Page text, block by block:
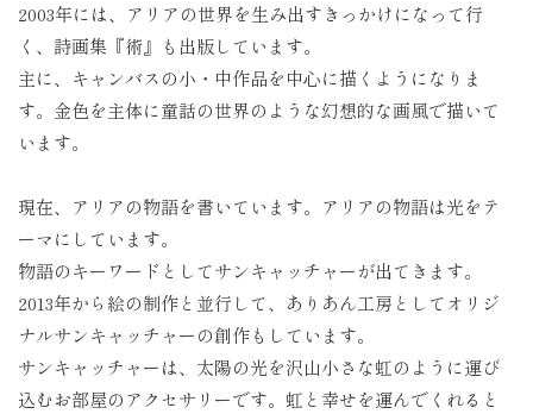
2003年には、アリアの世界を生み出すきっかけになって行
く、詩画集『術』も出版しています。
主に、キャンバスの小・中作品を中心に描くようになりま
す。金色を主体に童話の世界のような幻想的な画風で描いて
います。
現在、アリアの物語を書いています。アリアの物語は光をテ
ーマにしています。
物語のキーワードとしてサンキャッチャーが出てきます。
2013年から絵の制作と並行して、ありあん工房としてオリジ
ナルサンキャッチャーの創作もしています。
サンキャッチャーは、太陽の光を沢山小さな虹のように運び
込むお部屋のアクセサリーです。虹と幸せを運んでくれると